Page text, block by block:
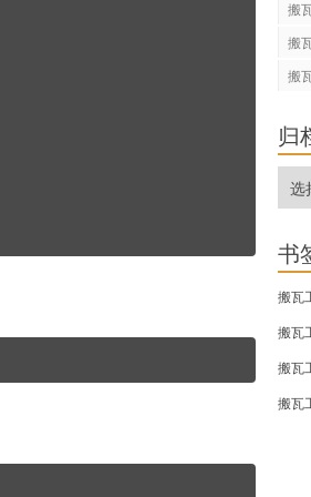
搬
搬
搬
归
书
搬瓦
搬瓦
搬瓦
搬瓦